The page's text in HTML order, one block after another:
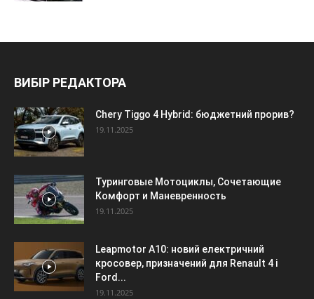
ВИБІР РЕДАКТОРА
Chery Tiggo 4 Hybrid: бюджетний прорив?
19.11.2025
Туринговые Мотоциклы, Сочетающие
Комфорт и Маневренность
19.11.2025
Leapmotor A10: новий електричний
кросовер, призначений для Renault 4 і
Ford...
19.11.2025